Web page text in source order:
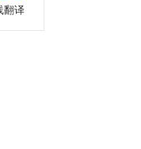
翻译